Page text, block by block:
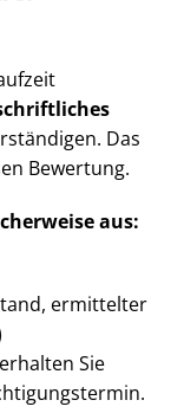
Das
Bewertung.
aus:
ermittelter
Sie